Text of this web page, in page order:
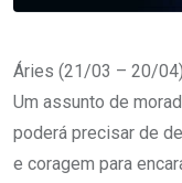
Áries (21/03 – 20/04)
Um assunto de
poderá precisar de
e coragem para